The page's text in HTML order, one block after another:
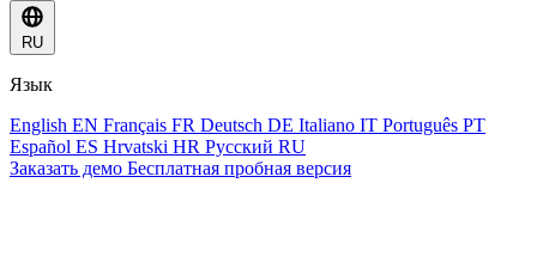
RU
Язык
English EN Français FR Deutsch DE Italiano IT Português PT
Español ES Hrvatski HR Русский RU
Заказать демо Бесплатная пробная версия